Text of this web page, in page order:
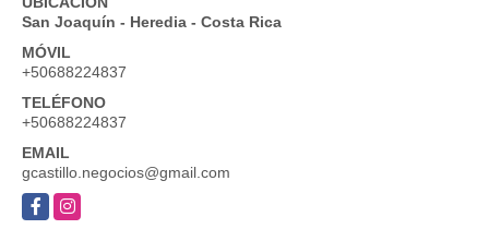
San Joaquín - Heredia - Costa Rica
MÓVIL
+50688224837
TELÉFONO
+50688224837
EMAIL
gcastillo.negocios@gmail.com
FacebookInstagram